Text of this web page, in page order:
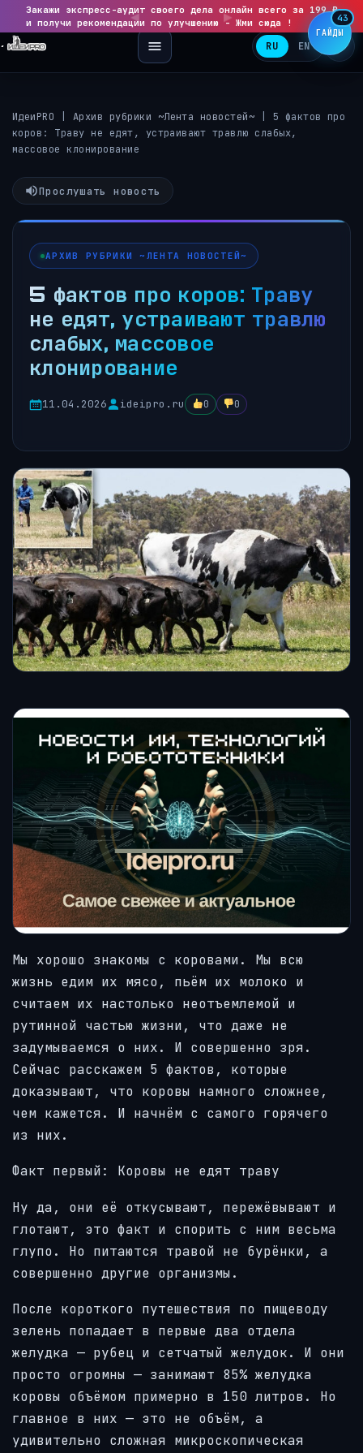
◀Закажи экспресс-аудит своего дела онлайн всего за 199 ₽
и получи рекомендации по улучшению - Жми сюда !
▶
RU EN
ИдеиPRO Архив рубрики ~Лента новостей~
5 фактов про
коров: Траву не едят, устраивают травлю слабых,
массовое клонирование
Прослушать новость
АРХИВ РУБРИКИ ~ЛЕНТА НОВОСТЕЙ~
5 фактов про коров: Траву
не едят, устраивают травлю
слабых, массовое
клонирование
11.04.2026 ideipro.ru 0 0
Мы хорошо знакомы с коровами. Мы всю
жизнь едим их мясо, пьём их молоко и
считаем их настолько неотъемлемой и
рутинной частью жизни, что даже не
задумываемся о них. И совершенно зря.
Сейчас расскажем 5 фактов, которые
доказывают, что коровы намного сложнее,
чем кажется. И начнём с самого горячего
из них.
Факт первый: Коровы не едят траву
Ну да, они её откусывают, пережёвывают и
глотают, это факт и спорить с ним весьма
глупо. Но питаются травой не бурёнки, а
совершенно другие организмы.
После короткого путешествия по пищеводу
зелень попадает в первые два отдела
желудка — рубец и сетчатый желудок. И они
просто огромны — занимают 85% желудка
коровы объёмом примерно в 150 литров. Но
главное в них — это не объём, а
удивительно сложная микроскопическая
ГАЙДЫ
43